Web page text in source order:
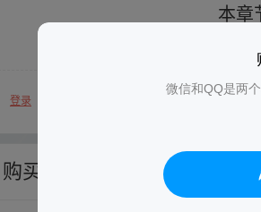
微信和QQ是两